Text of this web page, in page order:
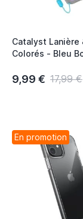
Catalyst Lanière
Colorés - Bleu
9,99 € 17,99 €
En promotion